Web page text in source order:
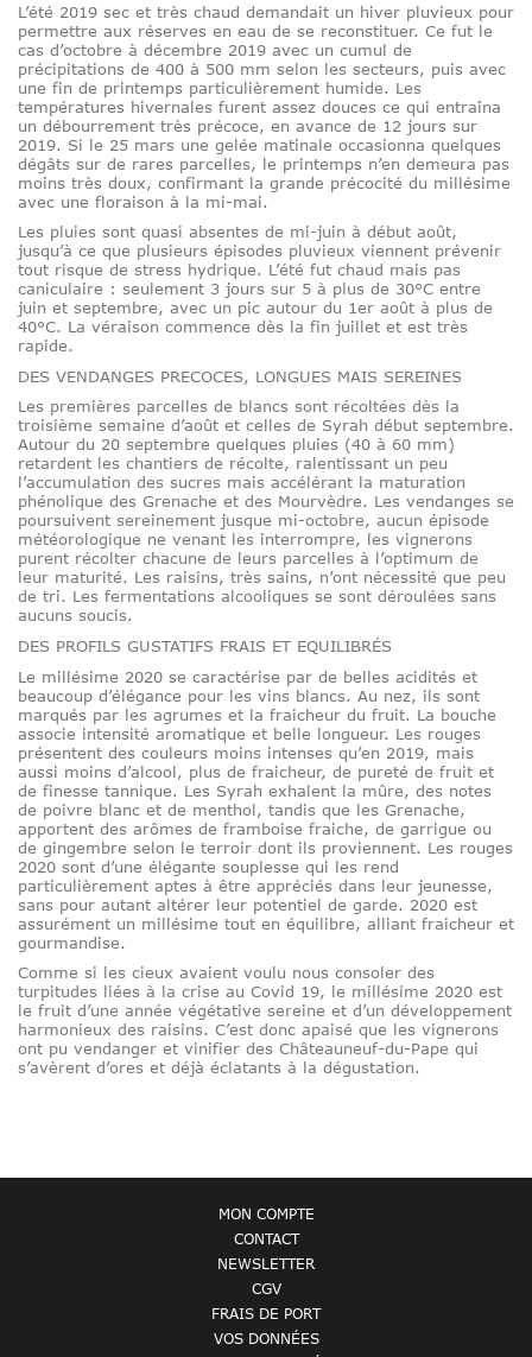
L’été 2019 sec et très chaud demandait un hiver pluvieux pour
permettre aux réserves en eau de se reconstituer. Ce fut le
cas d’octobre à décembre 2019 avec un cumul de
précipitations de 400 à 500 mm selon les secteurs, puis avec
une fin de printemps particulièrement humide. Les
températures hivernales furent assez douces ce qui entraîna
un débourrement très précoce, en avance de 12 jours sur
2019. Si le 25 mars une gelée matinale occasionna quelques
dégâts sur de rares parcelles, le printemps n’en demeura pas
moins très doux, confirmant la grande précocité du millésime
avec une floraison à la mi-mai.
Les pluies sont quasi absentes de mi-juin à début août,
jusqu’à ce que plusieurs épisodes pluvieux viennent prévenir
tout risque de stress hydrique. L’été fut chaud mais pas
caniculaire : seulement 3 jours sur 5 à plus de 30°C entre
juin et septembre, avec un pic autour du 1er août à plus de
40°C. La véraison commence dès la fin juillet et est très
rapide.
DES VENDANGES PRECOCES, LONGUES MAIS SEREINES
Les premières parcelles de blancs sont récoltées dès la
troisième semaine d’août et celles de Syrah début septembre.
Autour du 20 septembre quelques pluies (40 à 60 mm)
retardent les chantiers de récolte, ralentissant un peu
l’accumulation des sucres mais accélérant la maturation
phénolique des Grenache et des Mourvèdre. Les vendanges se
poursuivent sereinement jusque mi-octobre, aucun épisode
météorologique ne venant les interrompre, les vignerons
purent récolter chacune de leurs parcelles à l’optimum de
leur maturité. Les raisins, très sains, n’ont nécessité que peu
de tri. Les fermentations alcooliques se sont déroulées sans
aucuns soucis.
DES PROFILS GUSTATIFS FRAIS ET EQUILIBRÉS
Le millésime 2020 se caractérise par de belles acidités et
beaucoup d’élégance pour les vins blancs. Au nez, ils sont
marqués par les agrumes et la fraicheur du fruit. La bouche
associe intensité aromatique et belle longueur. Les rouges
présentent des couleurs moins intenses qu’en 2019, mais
aussi moins d’alcool, plus de fraicheur, de pureté de fruit et
de finesse tannique. Les Syrah exhalent la mûre, des notes
de poivre blanc et de menthol, tandis que les Grenache,
apportent des arômes de framboise fraiche, de garrigue ou
de gingembre selon le terroir dont ils proviennent. Les rouges
2020 sont d’une élégante souplesse qui les rend
particulièrement aptes à être appréciés dans leur jeunesse,
sans pour autant altérer leur potentiel de garde. 2020 est
assurément un millésime tout en équilibre, alliant fraicheur et
gourmandise.
Comme si les cieux avaient voulu nous consoler des
turpitudes liées à la crise au Covid 19, le millésime 2020 est
le fruit d’une année végétative sereine et d’un développement
harmonieux des raisins. C’est donc apaisé que les vignerons
ont pu vendanger et vinifier des Châteauneuf-du-Pape qui
s’avèrent d’ores et déjà éclatants à la dégustation.
MON COMPTE
CONTACT
NEWSLETTER
CGV
FRAIS DE PORT
VOS DONNÉES